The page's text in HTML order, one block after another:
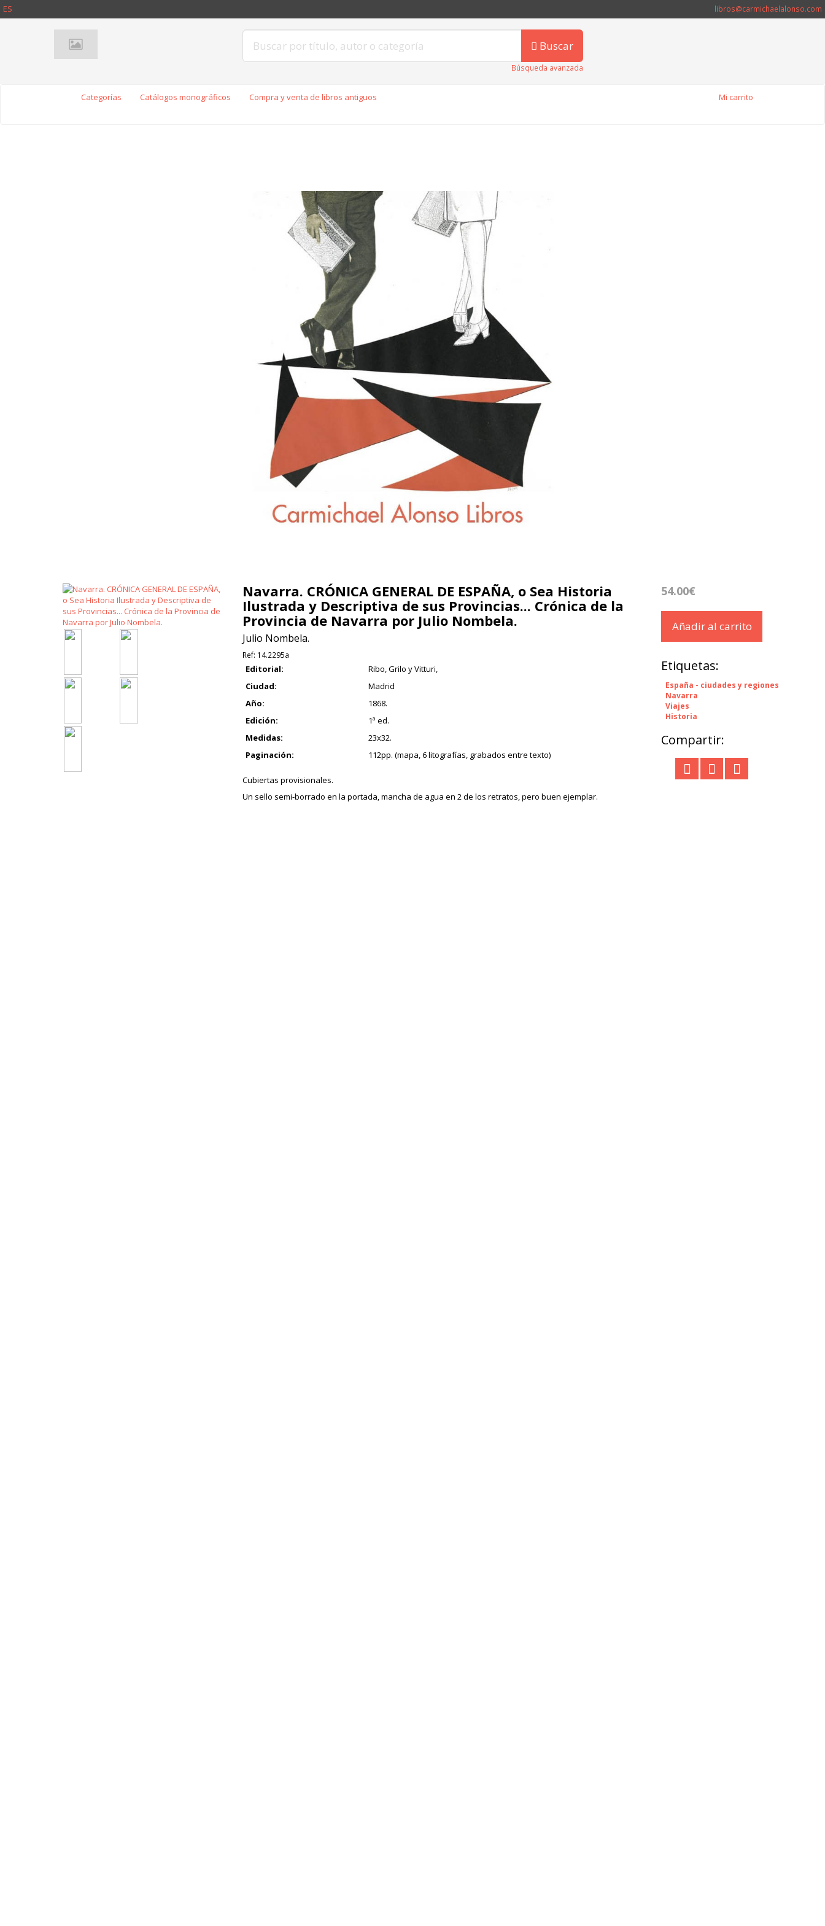
ES libros@carmichaelalonso.com
Buscar
Búsqueda avanzada
Categorías Catálogos monográficos Compra y venta de libros antiguos Mi carrito
Navarra. CRÓNICA GENERAL DE ESPAÑA, o Sea Historia
Ilustrada y Descriptiva de sus Provincias... Crónica de la
Provincia de Navarra por Julio Nombela.
Julio Nombela.
Ref: 14.2295a
Editorial:
Ribo, Grilo y Vitturi,
Ciudad:
Madrid
Año:
1868.
Edición:
1ª ed.
Medidas:
23x32.
Paginación:
112pp. (mapa, 6 litografías, grabados entre texto)
Cubiertas provisionales.
Un sello semi-borrado en la portada, mancha de agua en 2 de los retratos, pero buen ejemplar.
54.00€
Añadir al carrito
Etiquetas:
España - ciudades y regiones
Navarra
Viajes
Historia
Compartir: